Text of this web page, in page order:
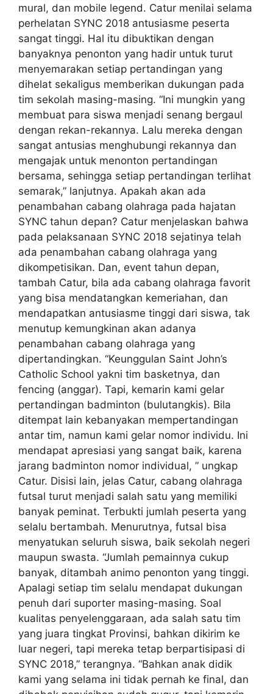
mural, dan mobile legend. Catur menilai selama
perhelatan SYNC 2018 antusiasme peserta
sangat tinggi. Hal itu dibuktikan dengan
banyaknya penonton yang hadir untuk turut
menyemarakan setiap pertandingan yang
dihelat sekaligus memberikan dukungan pada
tim sekolah masing-masing. “Ini mungkin yang
membuat para siswa menjadi senang bergaul
dengan rekan-rekannya. Lalu mereka dengan
sangat antusias menghubungi rekannya dan
mengajak untuk menonton pertandingan
bersama, sehingga setiap pertandingan terlihat
semarak,” lanjutnya. Apakah akan ada
penambahan cabang olahraga pada hajatan
SYNC tahun depan? Catur menjelaskan bahwa
pada pelaksanaan SYNC 2018 sejatinya telah
ada penambahan cabang olahraga yang
dikompetisikan. Dan, event tahun depan,
tambah Catur, bila ada cabang olahraga favorit
yang bisa mendatangkan kemeriahan, dan
mendapatkan antusiasme tinggi dari siswa, tak
menutup kemungkinan akan adanya
penambahan cabang olahraga yang
dipertandingkan. “Keunggulan Saint John’s
Catholic School yakni tim basketnya, dan
fencing (anggar). Tapi, kemarin kami gelar
pertandingan badminton (bulutangkis). Bila
ditempat lain kebanyakan mempertandingan
antar tim, namun kami gelar nomor individu. Ini
mendapat apresiasi yang sangat baik, karena
jarang badminton nomor individual, ” ungkap
Catur. Disisi lain, jelas Catur, cabang olahraga
futsal turut menjadi salah satu yang memiliki
banyak peminat. Terbukti jumlah peserta yang
selalu bertambah. Menurutnya, futsal bisa
menyatukan seluruh siswa, baik sekolah negeri
maupun swasta. “Jumlah pemainnya cukup
banyak, ditambah animo penonton yang tinggi.
Apalagi setiap tim selalu mendapat dukungan
penuh dari suporter masing-masing. Soal
kualitas penyelenggaraan, ada salah satu tim
yang juara tingkat Provinsi, bahkan dikirim ke
luar negeri, tapi mereka tetap berpartisipasi di
SYNC 2018,” terangnya. “Bahkan anak didik
kami yang selama ini tidak pernah ke final, dan